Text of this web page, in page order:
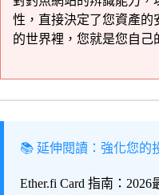
性，直接決定了您資產的
的世界裡，您就是您自己
📚 延伸閱讀：強化您的
Ether.fi Card 指南：